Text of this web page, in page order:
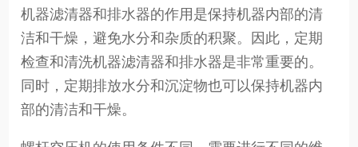
机器滤清器和排水器的作用是保持机器内部的清
洁和干燥，避免水分和杂质的积聚。因此，定期
检查和清洗机器滤清器和排水器是非常重要的。
同时，定期排放水分和沉淀物也可以保持机器内
部的清洁和干燥。